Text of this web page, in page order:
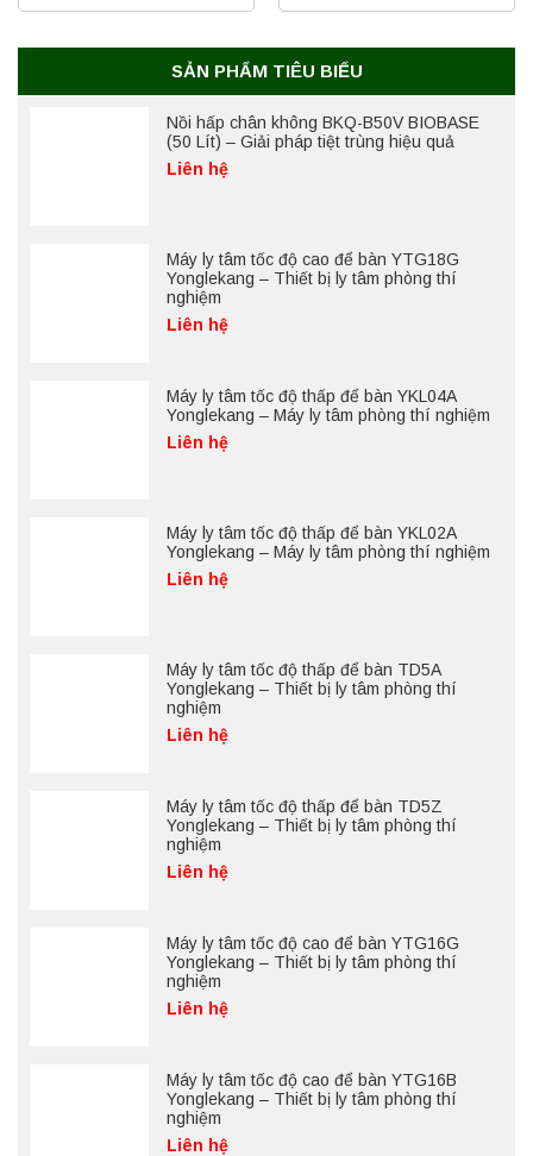
SẢN PHẨM TIÊU BIỂU
Nồi hấp chân không BKQ-B50V BIOBASE
(50 Lít) – Giải pháp tiệt trùng hiệu quả
Liên hệ
Máy ly tâm tốc độ cao để bàn YTG18G
Yonglekang – Thiết bị ly tâm phòng thí
nghiệm
Liên hệ
Máy ly tâm tốc độ thấp để bàn YKL04A
Yonglekang – Máy ly tâm phòng thí nghiệm
Liên hệ
Máy ly tâm tốc độ thấp để bàn YKL02A
Yonglekang – Máy ly tâm phòng thí nghiệm
Liên hệ
Máy ly tâm tốc độ thấp để bàn TD5A
Yonglekang – Thiết bị ly tâm phòng thí
nghiệm
Liên hệ
Máy ly tâm tốc độ thấp để bàn TD5Z
Yonglekang – Thiết bị ly tâm phòng thí
nghiệm
Liên hệ
Máy ly tâm tốc độ cao để bàn YTG16G
Yonglekang – Thiết bị ly tâm phòng thí
nghiệm
Liên hệ
Máy ly tâm tốc độ cao để bàn YTG16B
Yonglekang – Thiết bị ly tâm phòng thí
nghiệm
Liên hệ